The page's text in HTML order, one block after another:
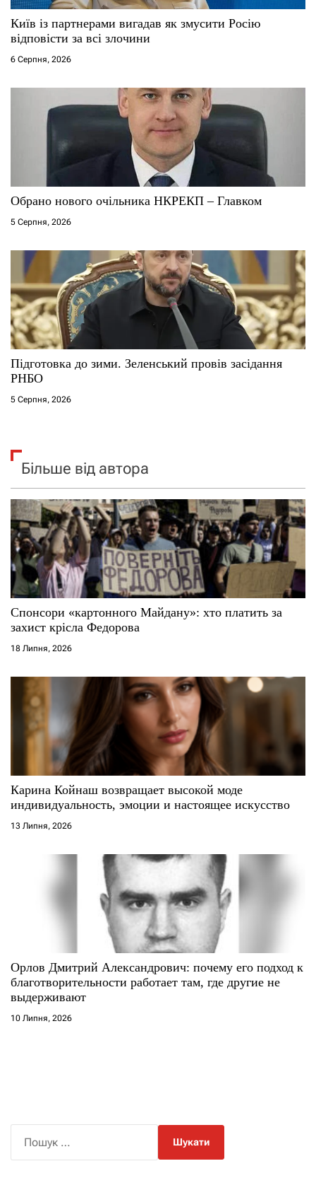
і
в
Київ із партнерами вигадав як змусити Росію
відповісти за всі злочини
6 Серпня, 2026
Обрано нового очільника НКРЕКП – Главком
5 Серпня, 2026
Підготовка до зими. Зеленський провів засідання
РНБО
5 Серпня, 2026
Більше від автора
Спонсори «картонного Майдану»: хто платить за
захист крісла Федорова
18 Липня, 2026
Карина Койнаш возвращает высокой моде
индивидуальность, эмоции и настоящее искусство
13 Липня, 2026
Орлов Дмитрий Александрович: почему его подход к
благотворительности работает там, где другие не
выдерживают
10 Липня, 2026